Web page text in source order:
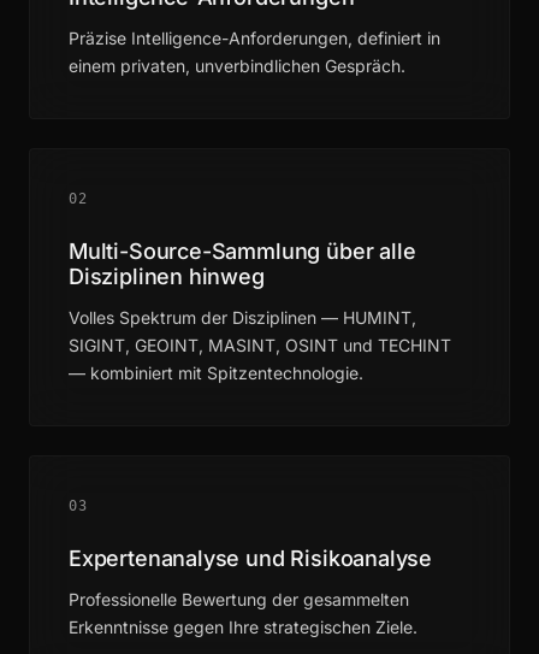
Präzise Intelligence-Anforderungen, definiert in
einem privaten, unverbindlichen Gespräch.
02
Multi-Source-Sammlung über alle
Disziplinen hinweg
Volles Spektrum der Disziplinen — HUMINT,
SIGINT, GEOINT, MASINT, OSINT und TECHINT
— kombiniert mit Spitzentechnologie.
03
Experten­analyse und Risikoanalyse
Professionelle Bewertung der gesammelten
Erkenntnisse gegen Ihre strategischen Ziele.